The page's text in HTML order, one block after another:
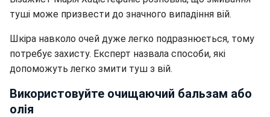
туші може призвести до значного випадіння вій.
Шкіра навколо очей дуже легко подразнюється, тому
потребує захисту. Експерт назвала способи, які
допоможуть легко змити туш з вій.
Використовуйте очищаючий бальзам або
олія